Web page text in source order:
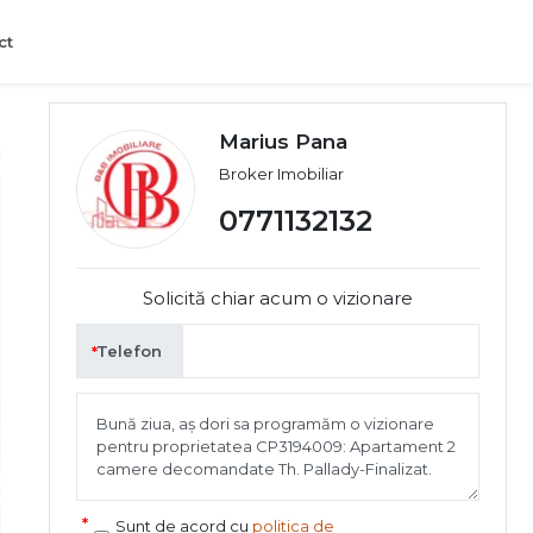
Marius Pana
Broker Imobiliar
0771132132
Solicită chiar acum o vizionare
Telefon
Sunt de acord cu politica de